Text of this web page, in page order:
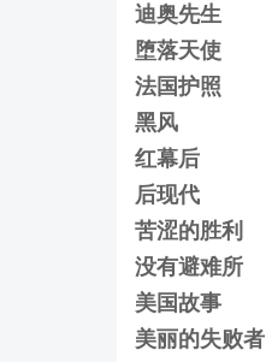
迪奥先生
堕落天使
法国护照
黑风
红幕后
后现代
苦涩的胜利
没有避难所
美国故事
美丽的失败者